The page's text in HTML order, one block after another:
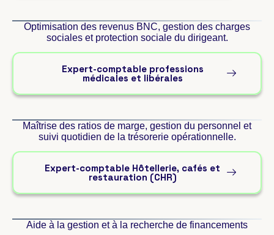
Expert-comptable professions
médicales et libérales
Optimisation des revenus BNC, gestion des charges
sociales et protection sociale du dirigeant.
Expert-comptable Hôtellerie, cafés et
restauration (CHR)
Maîtrise des ratios de marge, gestion du personnel et
suivi quotidien de la trésorerie opérationnelle.
Aide à la gestion et à la recherche de financements